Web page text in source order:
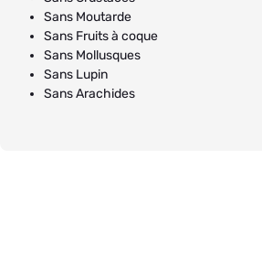
Sans Moutarde
Sans Fruits à coque
Sans Mollusques
Sans Lupin
Sans Arachides